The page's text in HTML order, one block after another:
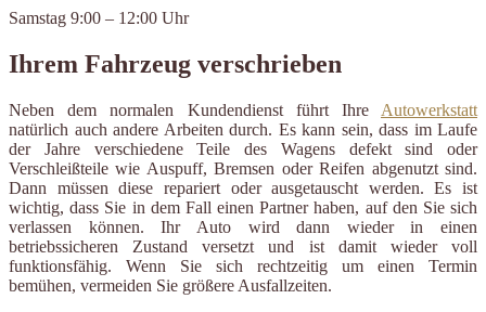
Samstag 9:00 – 12:00 Uhr
Ihrem Fahrzeug verschrieben
Neben dem normalen Kundendienst führt Ihre Autowerkstatt
natürlich auch andere Arbeiten durch. Es kann sein, dass im Laufe
der Jahre verschiedene Teile des Wagens defekt sind oder
Verschleißteile wie Auspuff, Bremsen oder Reifen abgenutzt sind.
Dann müssen diese repariert oder ausgetauscht werden. Es ist
wichtig, dass Sie in dem Fall einen Partner haben, auf den Sie sich
verlassen können. Ihr Auto wird dann wieder in einen
betriebssicheren Zustand versetzt und ist damit wieder voll
funktionsfähig. Wenn Sie sich rechtzeitig um einen Termin
bemühen, vermeiden Sie größere Ausfallzeiten.